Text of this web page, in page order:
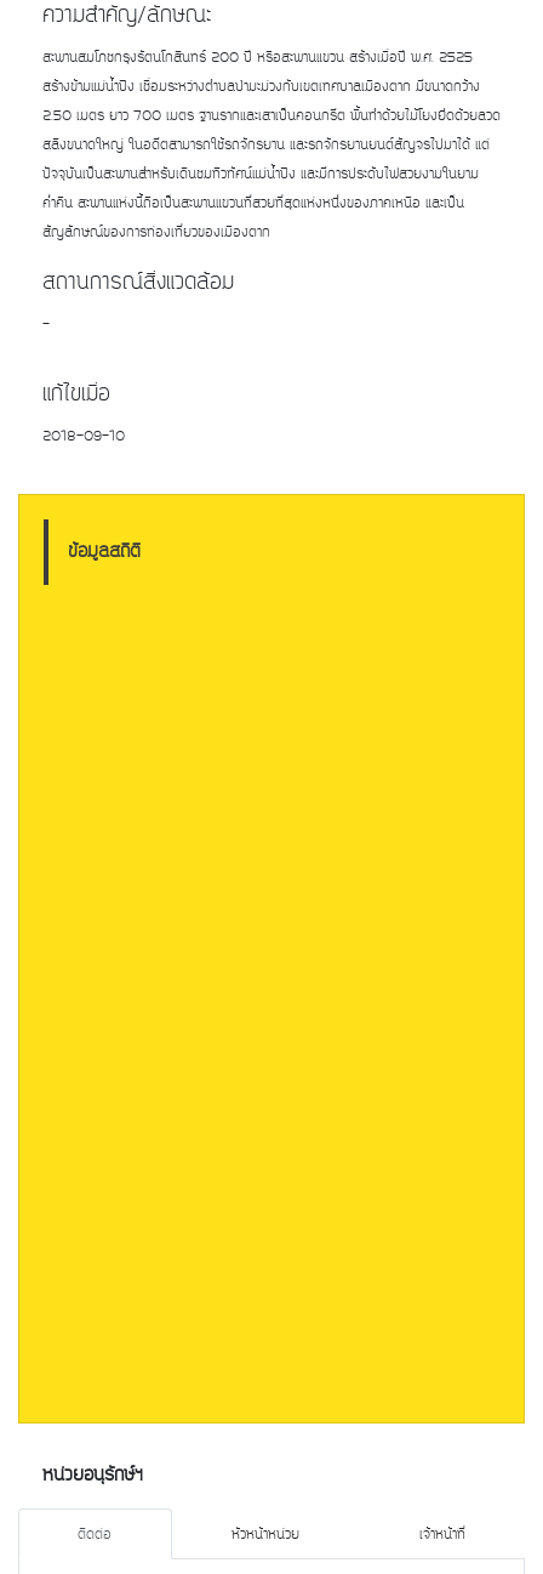
ความสำคัญ/ลักษณะ
สะพานสมโภชกรุงรัตนโกสินทร์ 200 ปี หรือสะพานแขวน สร้างเมื่อปี พ.ศ. 2525
สร้างข้ามแม่น้ำปิง เชื่อมระหว่างตำบลป่ามะม่วงกับเขตเทศบาลเมืองตาก มีขนาดกว้าง
2.50 เมตร ยาว 700 เมตร ฐานรากและเสาเป็นคอนกรีต พื้นทำด้วยไม้โยงยึดด้วยลวด
สลิงขนาดใหญ่ ในอดีตสามารถใช้รถจักรยาน และรถจักรยานยนต์สัญจรไปมาได้ แต่
ปัจจุบันเป็นสะพานสำหรับเดินชมทิวทัศน์แม่น้ำปิง และมีการประดับไฟสวยงามในยาม
ค่ำคืน สะพานแห่งนี้ถือเป็นสะพานแขวนที่สวยที่สุดแห่งหนึ่งของภาคเหนือ และเป็น
สัญลักษณ์ของการท่องเที่ยวของเมืองตาก
สถานการณ์สิ่งแวดล้อม
-
แก้ไขเมื่อ
2018-09-10
ข้อมูลสถิติ
หน่วยอนุรักษ์ฯ
ติดต่อ หัวหน้าหน่วย เจ้าหน้าที่